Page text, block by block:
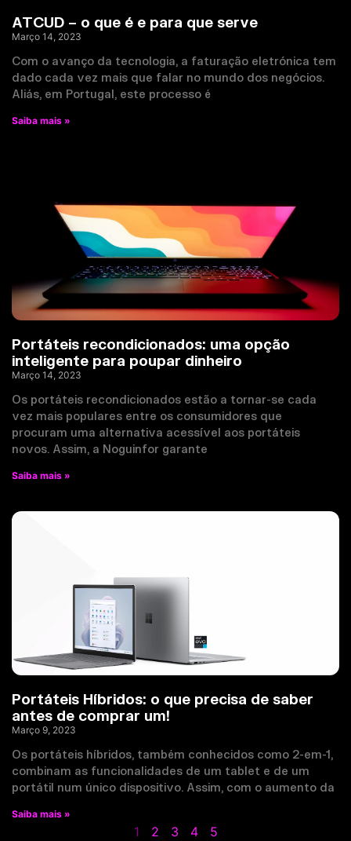
ATCUD – o que é e para que serve
Março 14, 2023
Com o avanço da tecnologia, a faturação eletrónica tem
dado cada vez mais que falar no mundo dos negócios.
Aliás, em Portugal, este processo é
Saiba mais »
Portáteis recondicionados: uma opção
inteligente para poupar dinheiro
Março 14, 2023
Os portáteis recondicionados estão a tornar-se cada
vez mais populares entre os consumidores que
procuram uma alternativa acessível aos portáteis
novos. Assim, a Noguinfor garante
Saiba mais »
Portáteis Híbridos: o que precisa de saber
antes de comprar um!
Março 9, 2023
Os portáteis híbridos, também conhecidos como 2-em-1,
combinam as funcionalidades de um tablet e de um
portátil num único dispositivo. Assim, com o aumento da
Saiba mais »
1 2 3 4 5